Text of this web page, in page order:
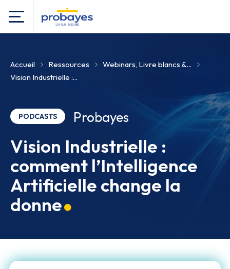
Accueil Ressources
Webinars, Livre blancs &...
Vision Industrielle :...
PODCASTS Probayes
Vision Industrielle :
comment l’Intelligence
Artificielle change la
donne